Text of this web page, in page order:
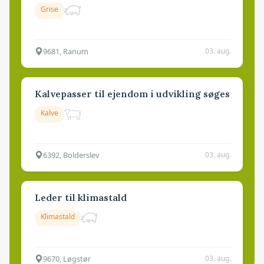
Grise
9681, Ranum 03. aug.
Kalvepasser til ejendom i udvikling søges
Kalve
6392, Bolderslev 03. aug.
Leder til klimastald
Klimastald
9670, Løgstør 03. aug.